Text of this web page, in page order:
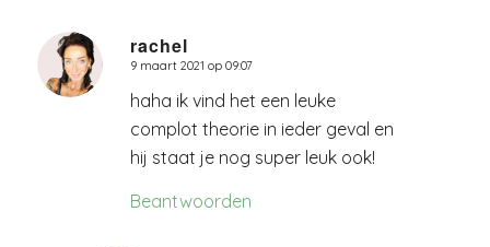
rachel
zegt:
9 maart 2021 op 09:07
haha ik vind het een leuke
complot theorie in ieder geval en
hij staat je nog super leuk ook!
Beantwoorden